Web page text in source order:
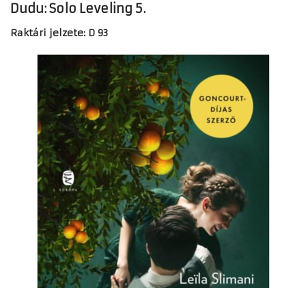
Dudu: Solo Leveling 5.
Raktári jelzete: D 93